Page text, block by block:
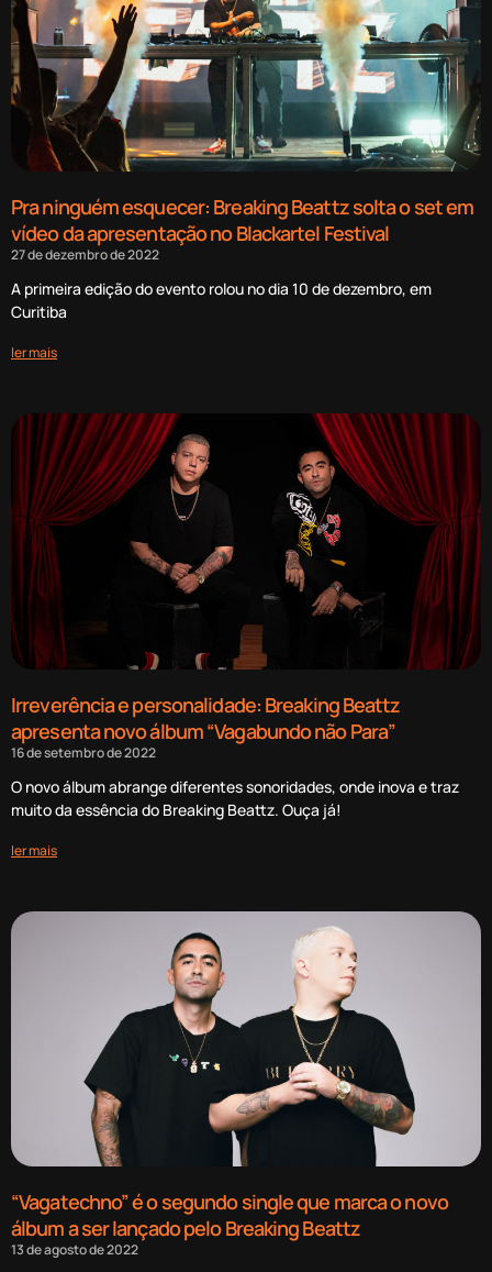
Pra ninguém esquecer: Breaking Beattz solta o set em
vídeo da apresentação no Blackartel Festival
27 de dezembro de 2022
A primeira edição do evento rolou no dia 10 de dezembro, em
Curitiba
ler mais
Irreverência e personalidade: Breaking Beattz
apresenta novo álbum “Vagabundo não Para”
16 de setembro de 2022
O novo álbum abrange diferentes sonoridades, onde inova e traz
muito da essência do Breaking Beattz. Ouça já!
ler mais
“Vagatechno” é o segundo single que marca o novo
álbum a ser lançado pelo Breaking Beattz
13 de agosto de 2022